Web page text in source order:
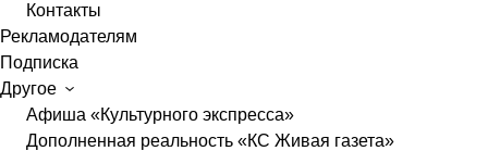
Контакты
Рекламодателям
Подписка
Другое
Афиша «Культурного экспресса»
Дополненная реальность «КС Живая газета»